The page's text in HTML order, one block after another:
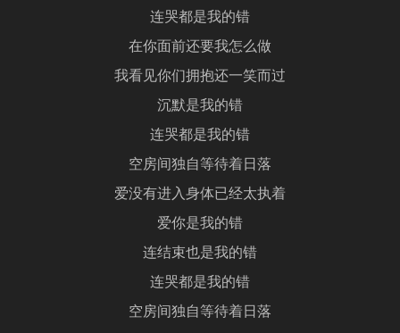
连哭都是我的错
在你面前还要我怎么做
我看见你们拥抱还一笑而过
沉默是我的错
连哭都是我的错
空房间独自等待着日落
爱没有进入身体已经太执着
爱你是我的错
连结束也是我的错
连哭都是我的错
空房间独自等待着日落